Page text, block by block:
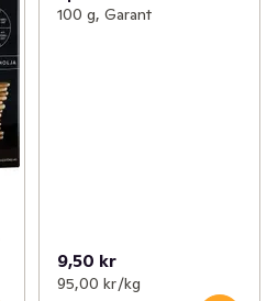
100 g, Garant
9,50 kr
95,00 kr /kg